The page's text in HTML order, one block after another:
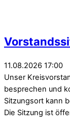
11.08.2026 17:00
Unser
besprechen und
Sitzungsort kann
Die Sitzung ist